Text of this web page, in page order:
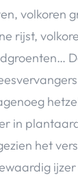
volkoren
rijst,
in
het
ijzer